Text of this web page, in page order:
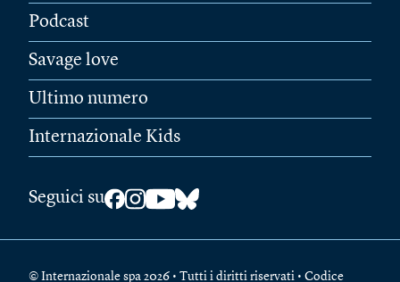
Podcast
Savage love
Ultimo numero
Internazionale Kids
Seguici su
© Internazionale spa 2026 • Tutti i diritti riservati • Codice